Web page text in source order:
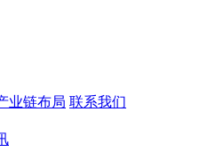
业链布局 联系我们